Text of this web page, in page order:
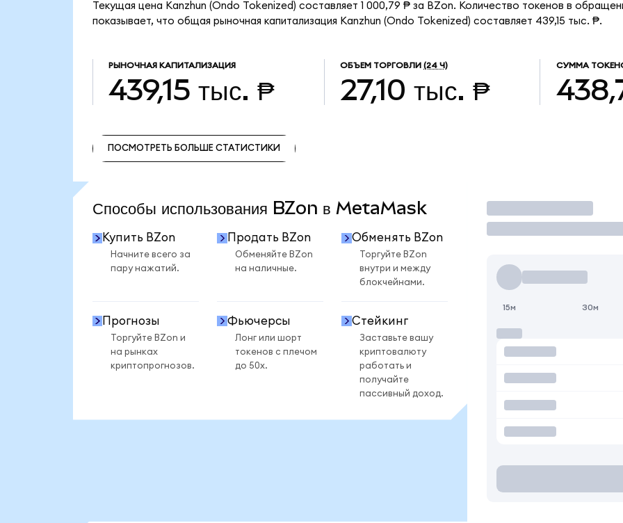
Текущая цена Kanzhun (Ondo Tokenized) составляет 1 000,79 ₱ за BZon. Количество токенов в
показывает, что общая рыночная капитализация Kanzhun (Ondo Tokenized) составляет 439,15 тыс. ₱.
РЫНОЧНАЯ КАПИТАЛИЗАЦИЯ
439,15 тыс. ₱
ОБЪЕМ ТОРГОВЛИ (24 Ч)
27,10 тыс. ₱
СУММА
ПОСМОТРЕТЬ БОЛЬШЕ СТАТИСТИКИ
Способы использования BZon в MetaMask
Купить BZon
Начните всего за
пару нажатий.
Продать BZon
Обменяйте BZon
на наличные.
Обменять BZon
Торгуйте BZon
внутри и между
блокчейнами.
Прогнозы
Торгуйте BZon и
на рынках
криптопрогнозов.
Фьючерсы
Лонг или шорт
токенов с плечом
до 50x.
Стейкинг
Заставьте вашу
криптовалюту
работать и
получайте
пассивный доход.
Торговать
15м 30м